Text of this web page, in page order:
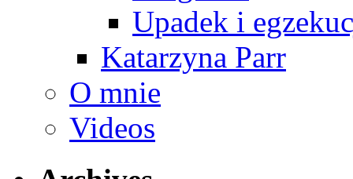
Upadek i
Katarzyna Parr
O mnie
Videos